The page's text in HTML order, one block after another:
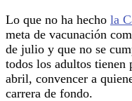
Lo que no ha hecho la
meta de vacunación
de julio y que no se
todos los adultos tienen
abril, convencer a
carrera de fondo.